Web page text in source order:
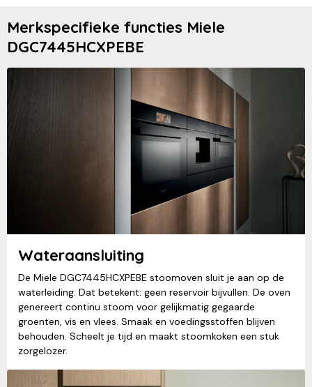
Merkspecifieke functies Miele
DGC7445HCXPEBE
Wateraansluiting
De Miele DGC7445HCXPEBE stoomoven sluit je aan op de
waterleiding. Dat betekent: geen reservoir bijvullen. De oven
genereert continu stoom voor gelijkmatig gegaarde
groenten, vis en vlees. Smaak en voedingsstoffen blijven
behouden. Scheelt je tijd en maakt stoomkoken een stuk
zorgelozer.